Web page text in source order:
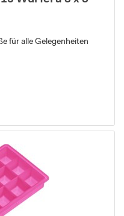
für alle Gelegenheiten